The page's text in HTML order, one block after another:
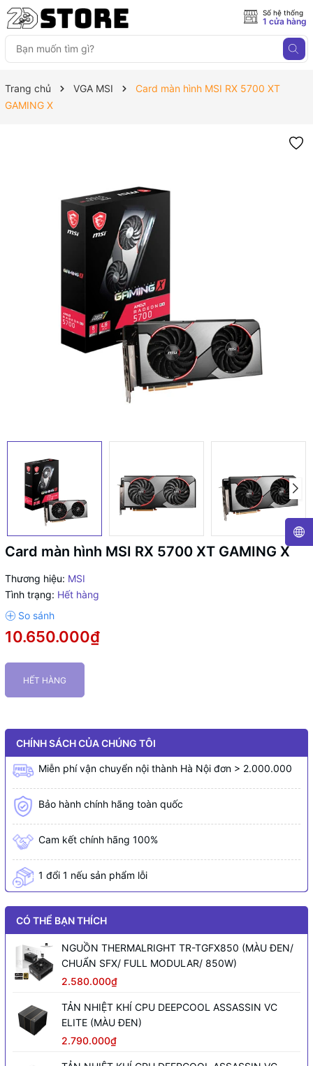
Số hệ thống
1 cửa hàng
Trang chủ VGA MSI
Card màn hình MSI RX 5700 XT
GAMING X
Card màn hình MSI RX 5700 XT GAMING X
Thương hiệu: MSI
Tình trạng: Hết hàng
10.650.000₫
HẾT HÀNG
CHÍNH SÁCH CỦA CHÚNG TÔI
Miễn phí vận chuyển nội thành Hà Nội đơn > 2.000.000
Bảo hành chính hãng toàn quốc
Cam kết chính hãng 100%
1 đổi 1 nếu sản phẩm lỗi
CÓ THỂ BẠN THÍCH
NGUỒN THERMALRIGHT TR-TGFX850 (MÀU ĐEN/
CHUẨN SFX/ FULL MODULAR/ 850W)
2.580.000₫
TẢN NHIỆT KHÍ CPU DEEPCOOL ASSASSIN VC
ELITE (MÀU ĐEN)
2.790.000₫